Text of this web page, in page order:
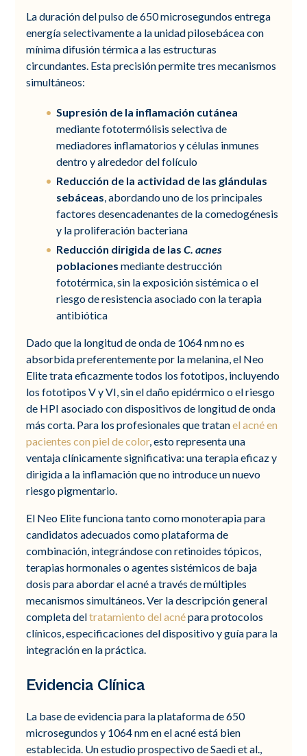
La duración del pulso de 650 microsegundos entrega
energía selectivamente a la unidad pilosebácea con
mínima difusión térmica a las estructuras
circundantes. Esta precisión permite tres mecanismos
simultáneos:
Supresión de la inflamación cutánea
mediante fototermólisis selectiva de
mediadores inflamatorios y células inmunes
dentro y alrededor del folículo
Reducción de la actividad de las glándulas
sebáceas , abordando uno de los principales
factores desencadenantes de la comedogénesis
y la proliferación bacteriana
Reducción dirigida de lasC. acnes
poblaciones mediante destrucción
fototérmica, sin la exposición sistémica o el
riesgo de resistencia asociado con la terapia
antibiótica
Dado que la longitud de onda de 1064 nm no es
absorbida preferentemente por la melanina, el Neo
Elite trata eficazmente todos los fototipos, incluyendo
los fototipos V y VI, sin el daño epidérmico o el riesgo
de HPI asociado con dispositivos de longitud de onda
más corta. Para los profesionales que tratanel acné en
pacientes con piel de color, esto representa una
ventaja clínicamente significativa: una terapia eficaz y
dirigida a la inflamación que no introduce un nuevo
riesgo pigmentario.
El Neo Elite funciona tanto como monoterapia para
candidatos adecuados como plataforma de
combinación, integrándose con retinoides tópicos,
terapias hormonales o agentes sistémicos de baja
dosis para abordar el acné a través de múltiples
mecanismos simultáneos. Ver la descripción general
completa deltratamiento del acnépara protocolos
clínicos, especificaciones del dispositivo y guía para la
integración en la práctica.
Evidencia Clínica
La base de evidencia para la plataforma de 650
microsegundos y 1064 nm en el acné está bien
establecida. Un estudio prospectivo de Saedi et al.,